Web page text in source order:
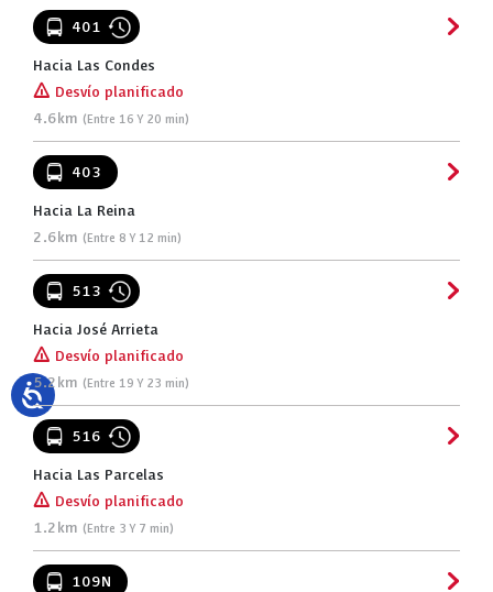
401
Hacia Las Condes
[!] Desvío planificado
4.6km (Entre 16 Y 20 min)
403
Hacia La Reina
2.6km (Entre 8 Y 12 min)
513
Hacia José Arrieta
[!] Desvío planificado
5.2km (Entre 19 Y 23 min)
516
Hacia Las Parcelas
[!] Desvío planificado
1.2km (Entre 3 Y 7 min)
109N